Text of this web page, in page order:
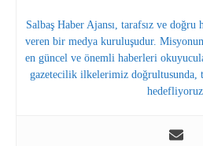
Salbaş Haber Ajansı, tarafsız ve doğru
veren bir medya kuruluşudur.
en güncel ve önemli haberleri
gazetecilik ilkelerimiz doğrultusunda,
hedefliyoruz.